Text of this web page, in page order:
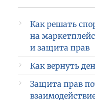
Как решать
на
и защита прав
Как вернуть
Защита прав